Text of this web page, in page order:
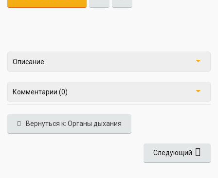
Описание
Комментарии (0)
Вернуться к: Органы дыхания
Следующий